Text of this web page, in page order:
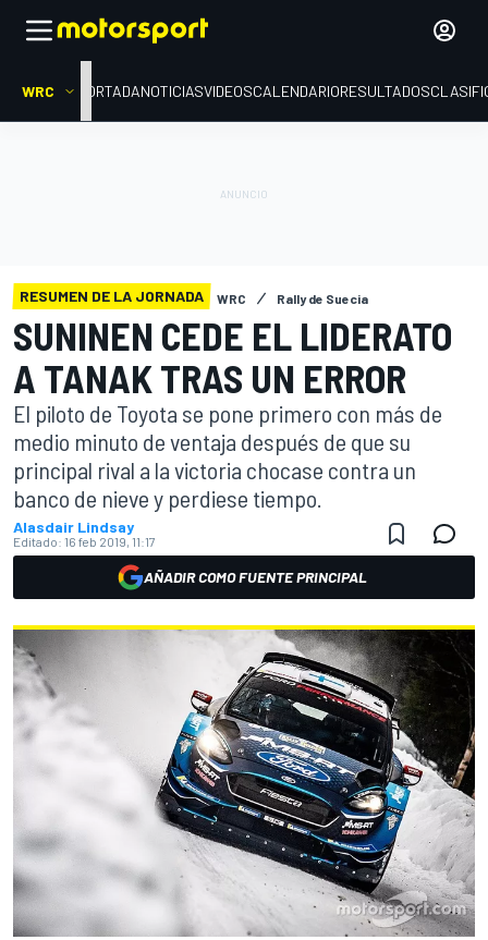
WRC PORTADANOTICIASVIDEOSCALENDARIORESULTADOS
RESUMEN DE LA JORNADA WRC Rally de Suecia
SUNINEN CEDE EL LIDERATO
A TANAK TRAS UN ERROR
El piloto de Toyota se pone primero con más de
medio minuto de ventaja después de que su
principal rival a la victoria chocase contra un
banco de nieve y perdiese tiempo.
Alasdair Lindsay
Editado: 16 feb 2019, 11:17
AÑADIR COMO FUENTE PRINCIPAL